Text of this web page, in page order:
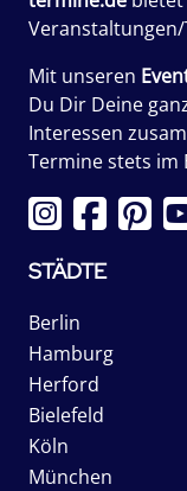
Mit unseren
Du Dir Deine
Interessen
Termine stets im
STÄDTE
Berlin
Hamburg
Herford
Bielefeld
Köln
München